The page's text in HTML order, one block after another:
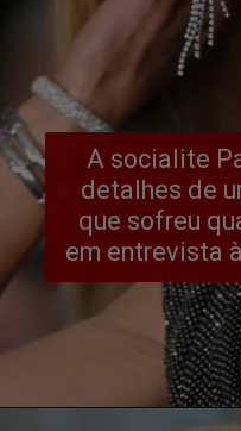
A socialite
detalhes de
que sofreu
em entrevista